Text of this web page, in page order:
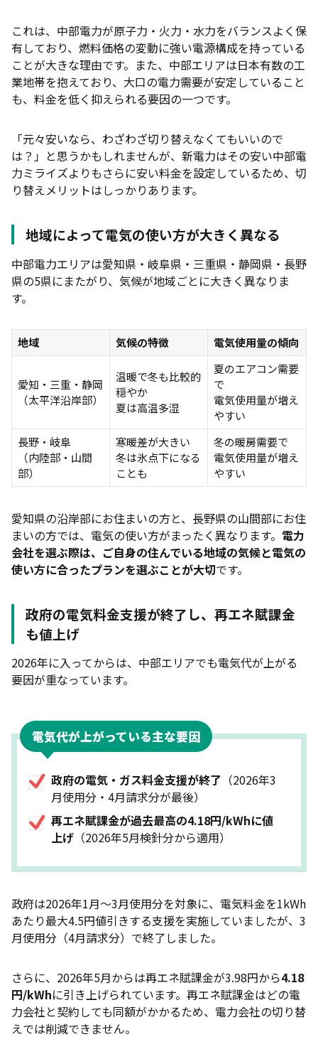
3位：TERASELでんき「超TERASEL中部B」｜電
気使用量が多いほどお得
4位：ENEOSでんき「中部Ⅴプラン」｜長期契約割
引で電気代がさらにお得
とのセット割でさらにお得
6位：ミツウロコでんき「従量電灯B」｜シンプル
な料金体系で安い
選
市場連動型プランとは？固定料金型との違い
る
リボンエナジー｜7種類の割引が魅力
【世帯別】中部エリアでおすすめの電力会社
一人暮らしにおすすめの電力会社
ファミリー世帯におすすめ電力会社
中部エリアで電気ガスセットでおすすめの電力会社
中部エリアのオール電化住宅におすすめの電力会社
安いエリアでもさらに電気代を下げられる
ガスとのセット割で光熱費全体を削減できる
ポイントや特典でさらにお得
中部エリアの電力会社の選び方｜6つのポイント
現在の電気料金と使用量を事前に把握する
基本料金や料金単価を比較する
契約期間の縛りや解約金の有無を確認する
特典や付帯サービスもチェック
中部エリアで電力会社を切り替える際の注意点
市場連動型は夏場の料金高騰リスクがある
新電力は倒産や事業撤退のリスクがある
初期費用や手数料が発生するケースもある
賃貸物件は切り替えできないことがある
中部エリアの電力会社についてよくある質問
中部エリアの電気代が安いのはなぜ？
中部電力ミライズから新電力に乗り換える手順は？
新電力に変更しても電気の品質は変わらない？
これは、中部電力が原子力・火力・水力をバランスよく保
有しており、燃料価格の変動に強い電源構成を持っている
ことが大きな理由です。また、中部エリアは日本有数の工
業地帯を抱えており、大口の電力需要が安定していること
も、料金を低く抑えられる要因の一つです。
「元々安いなら、わざわざ切り替えなくてもいいので
は？」と思うかもしれませんが、新電力はその安い中部電
力ミライズよりもさらに安い料金を設定しているため、切
り替えメリットはしっかりあります。
地域によって電気の使い方が大きく異なる
中部電力エリアは愛知県・岐阜県・三重県・静岡県・長野
県の5県にまたがり、気候が地域ごとに大きく異なりま
す。
地域 気候の特徴 電気使用量の傾向
愛知・三重・静岡
（太平洋沿岸部）
温暖で冬も比較的
穏やか
夏は高温多湿
夏のエアコン需要
で
電気使用量が増え
やすい
長野・岐阜
（内陸部・山間
部）
寒暖差が大きい
冬は氷点下になる
ことも
冬の暖房需要で
電気使用量が増え
やすい
愛知県の沿岸部にお住まいの方と、長野県の山間部にお住
まいの方では、電気の使い方がまったく異なります。 電力
会社を選ぶ際は、ご自身の住んでいる地域の気候と電気の
使い方に合ったプランを選ぶことが大切です。
政府の電気料金支援が終了し、再エネ賦課金
も値上げ
2026年に入ってからは、中部エリアでも電気代が上がる
要因が重なっています。
電気代が上がっている主な要因
政府の電気・ガス料金支援が終了 （2026年3
月使用分・4月請求分が最後）
再エネ賦課金が過去最高の4.18円/kWhに値
上げ （2026年5月検針分から適用）
政府は2026年1月〜3月使用分を対象に、電気料金を1kWh
あたり最大4.5円値引きする支援を実施していましたが、3
月使用分（4月請求分）で終了しました。
さらに、2026年5月からは再エネ賦課金が3.98円から4.18
円/kWhに引き上げられています。再エネ賦課金はどの電
力会社と契約しても同額がかかるため、電力会社の切り替
えでは削減できません。